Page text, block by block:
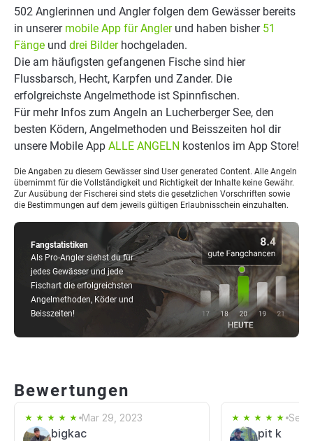
Fangstatistiken
Als Pro-Angler siehst du für
jedes Gewässer und jede
Fischart die erfolgreichsten
Angelmethoden, Köder und
Beisszeiten!
502 Anglerinnen und Angler folgen dem Gewässer bereits
in unserer mobile App für Anglerund haben bisher 51
Fänge und drei Bilderhochgeladen.
Die am häufigsten gefangenen Fische sind hier
Flussbarsch, Hecht, Karpfen und Zander. Die
erfolgreichste Angelmethode ist Spinnfischen.
Für mehr Infos zum Angeln an Lucherberger See, den
besten Ködern, Angelmethoden und Beisszeiten hol dir
unsere Mobile App ALLE ANGELN kostenlos im App Store!
Die Angaben zu diesem Gewässer sind User generated Content. Alle Angeln
übernimmt für die Vollständigkeit und Richtigkeit der Inhalte keine Gewähr.
Zur Ausübung der Fischerei sind stets die gesetzlichen Vorschriften sowie
die Bestimmungen auf dem jeweils gültigen Erlaubnisschein einzuhalten.
Bewertungen
Mar 29, 2023
bigkac
Sep
pit k